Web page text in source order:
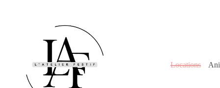
Locations